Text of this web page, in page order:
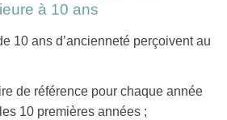
à 10 ans
10 ans d’ancienneté perçoivent au
de référence pour chaque année
10 premières années ;